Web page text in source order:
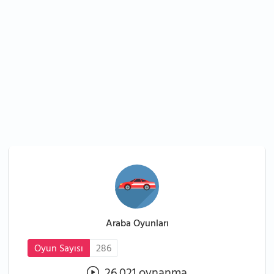
Araba Oyunları
Oyun Sayısı
286